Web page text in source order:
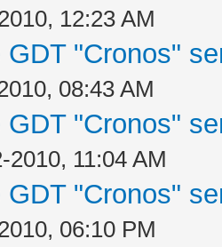
12:23 AM
GDT "Cronos"
08:43 AM
GDT "Cronos"
2010, 11:04 AM
GDT "Cronos"
06:10 PM